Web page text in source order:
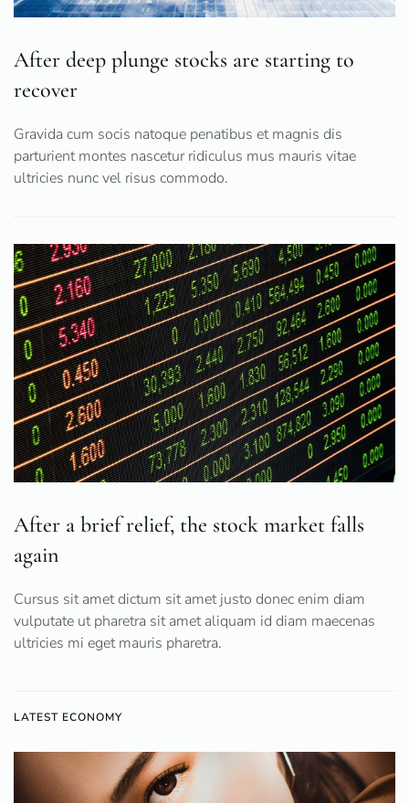
After deep plunge stocks are starting to
recover
Gravida cum socis natoque penatibus et magnis dis
parturient montes nascetur ridiculus mus mauris vitae
ultricies nunc vel risus commodo.
After a brief relief, the stock market falls
again
Cursus sit amet dictum sit amet justo donec enim diam
vulputate ut pharetra sit amet aliquam id diam maecenas
ultricies mi eget mauris pharetra.
LATEST ECONOMY